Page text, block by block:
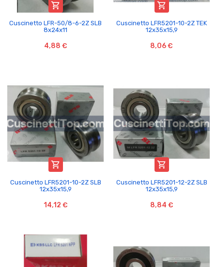

Cuscinetto LFR-50/8-6-2Z SLB
8x24x11
4,88 €

Cuscinetto LFR5201-10-2Z TEK
12x35x15,9
8,06 €

Cuscinetto LFR5201-10-2Z SLB
12x35x15,9
14,12 €

Cuscinetto LFR5201-12-2Z SLB
12x35x15,9
8,84 €